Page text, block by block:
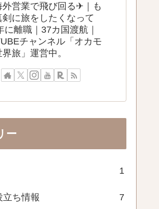
外営業で飛び回る✈｜も
剣に旅をしたくなって
に離職｜37カ国渡航｜
チャンネル「オカモ
旅」運営中。
ー
1
ち情報 7